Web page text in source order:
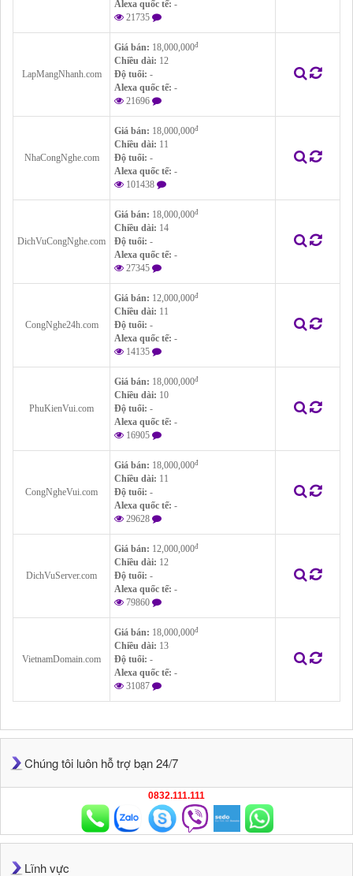
Alexa quốc tế: -
21735
LapMangNhanh.com
Giá bán: 18,000,000đ
Chiều dài: 12
Độ tuổi: -
Alexa quốc tế: -
21696
NhaCongNghe.com
Giá bán: 18,000,000đ
Chiều dài: 11
Độ tuổi: -
Alexa quốc tế: -
101438
DichVuCongNghe.com
Giá bán: 18,000,000đ
Chiều dài: 14
Độ tuổi: -
Alexa quốc tế: -
27345
CongNghe24h.com
Giá bán: 12,000,000đ
Chiều dài: 11
Độ tuổi: -
Alexa quốc tế: -
14135
PhuKienVui.com
Giá bán: 18,000,000đ
Chiều dài: 10
Độ tuổi: -
Alexa quốc tế: -
16905
CongNgheVui.com
Giá bán: 18,000,000đ
Chiều dài: 11
Độ tuổi: -
Alexa quốc tế: -
29628
DichVuServer.com
Giá bán: 12,000,000đ
Chiều dài: 12
Độ tuổi: -
Alexa quốc tế: -
79860
VietnamDomain.com
Giá bán: 18,000,000đ
Chiều dài: 13
Độ tuổi: -
Alexa quốc tế: -
31087
Chúng tôi luôn hỗ trợ bạn 24/7
0832.111.111
Lĩnh vực